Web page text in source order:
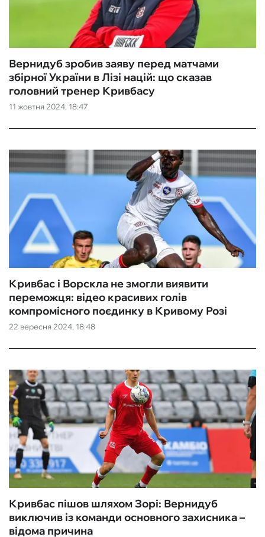
11 жовтня 2024, 18:47
Вернидуб зробив заяву перед матчами
збірної України в Лізі націй: що сказав
головний тренер Кривбасу
22 вересня 2024, 18:48
Кривбас і Ворскла не змогли виявити
переможця: відео красивих голів
компромісного поєдинку в Кривому Розі
Кривбас пішов шляхом Зорі: Вернидуб
виключив із команди основного захисника –
відома причина